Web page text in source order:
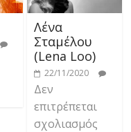
Λένα
Σταμέλου
(Lena Loo)
22/11/2020
Δεν
επιτρέπεται
σχολιασμός